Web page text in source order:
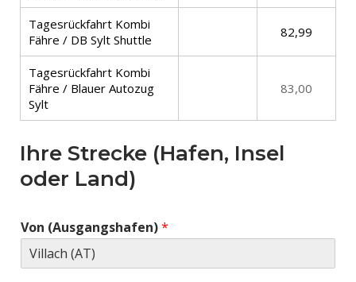
Tagesrückfahrt Kombi
Fähre / DB Sylt Shuttle
82,99
Tagesrückfahrt Kombi
Fähre / Blauer Autozug
Sylt
83,00
Ihre Strecke (Hafen, Insel
oder Land)
Von (Ausgangshafen)*